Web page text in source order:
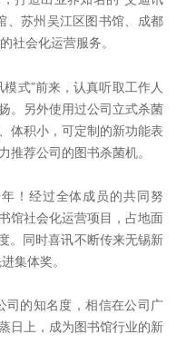
、苏州吴江区图书馆、成都
的社会化运营服务。
式”前来，认真听取工作人
。另外使用过公司立式杀菌
体积小，可定制的新功能表
推荐公司的图书杀菌机。
！经过全体成员的共同努
馆社会化运营项目，占地面
。同时喜讯不断传来无锡新
集体奖。
司的知名度，相信在公司广
日上，成为图书馆行业的新